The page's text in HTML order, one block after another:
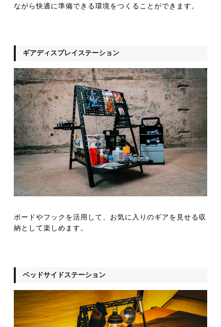
ながら快適に準備できる環境をつくることができます。
ギアディスプレイステーション
ボードやフックを活用して、お気に入りのギアを見せる収
納として楽しめます。
ベッドサイドステーション